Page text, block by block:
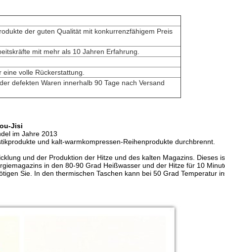
der guten Qualität mit konkurrenzfähigem Preis
mit mehr als 10 Jahren Erfahrung.
volle Rückerstattung.
defekten Waren innerhalb 90 Tage nach Versand
Jisi
im Jahre 2013
und kalt-warmkompressen-Reihenprodukte durchbrennt.
und der Produktion der Hitze und des kalten Magazins. Dieses
in den 80-90 Grad Heißwasser und der Hitze für 10
Sie. In den thermischen Taschen kann bei 50 Grad Temperatur